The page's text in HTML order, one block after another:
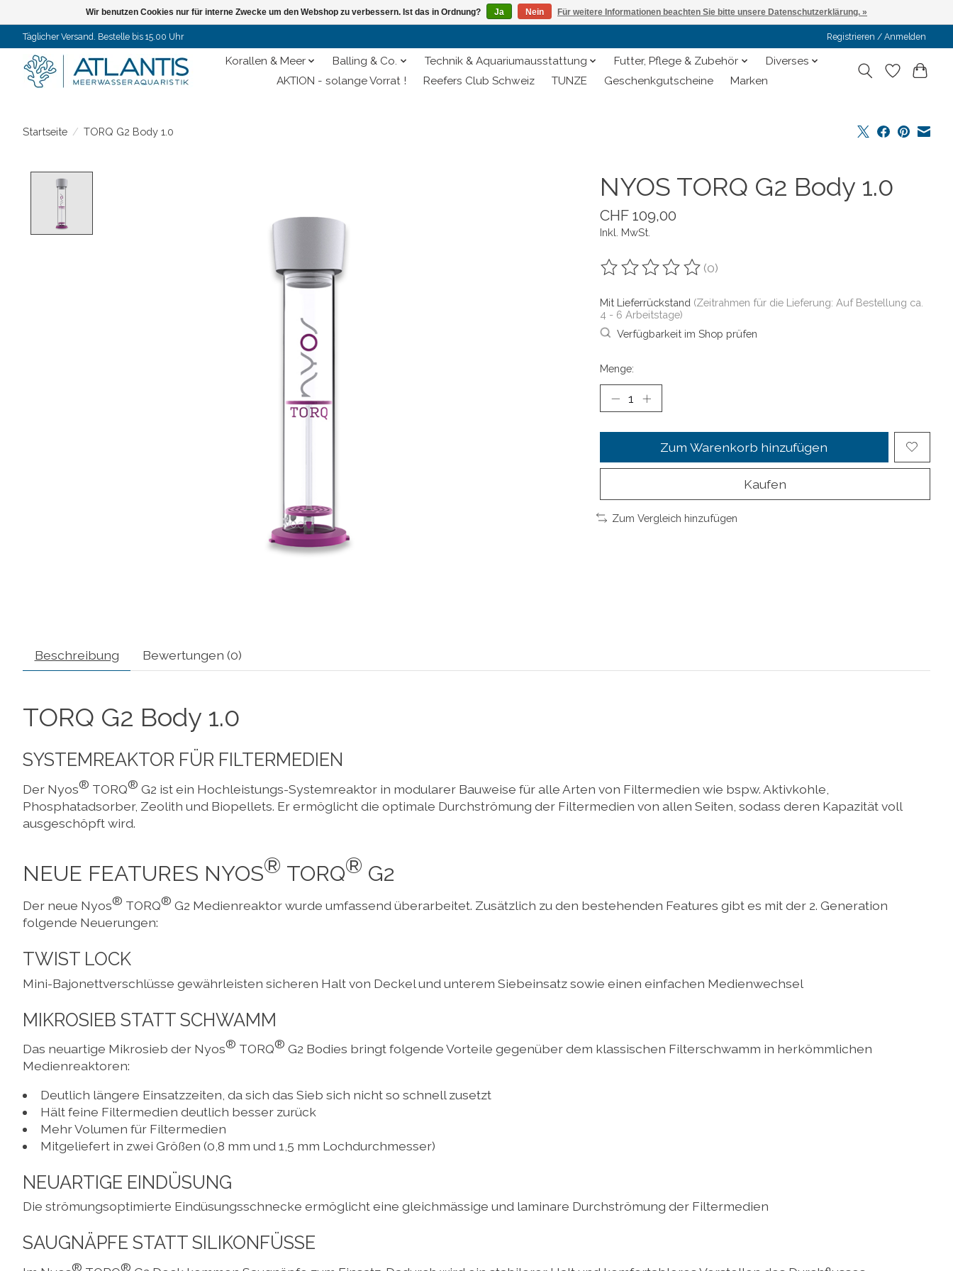
Täglicher Versand. Bestelle bis 15.00 Uhr Registrieren / Anmelden
Korallen & Meer Balling & Co. Technik & Aquariumausstattung Futter, Pflege & Zubehör
Diverses
AKTION - solange Vorrat !
Reefers Club Schweiz TUNZE Geschenkgutscheine Marken
Startseite / TORQ G2 Body 1.0
NYOS TORQ G2 Body 1.0
CHF 109,00
Inkl. MwSt.
Die Bewertung dieses Produkts ist
(0)
Mit Lieferrückstand (Zeitrahmen für die Lieferung: Auf Bestellung ca.
4 - 6 Arbeitstage)
Verfügbarkeit im Shop prüfen
Menge:
Zum Warenkorb hinzufügen
Kaufen
Zum Vergleich hinzufügen
Beschreibung Bewertungen (0)
TORQ G2 Body 1.0
SYSTEMREAKTOR FÜR FILTERMEDIEN
Der Nyos® TORQ® G2 ist ein Hochleistungs-Systemreaktor in modularer Bauweise für alle Arten von Filtermedien wie bspw. Aktivkohle,
Phosphatadsorber, Zeolith und Biopellets. Er ermöglicht die optimale Durchströmung der Filtermedien von allen Seiten, sodass deren Kapazität voll
ausgeschöpft wird.
NEUE FEATURES NYOS® TORQ® G2
Der neue Nyos® TORQ® G2 Medienreaktor wurde umfassend überarbeitet. Zusätzlich zu den bestehenden Features gibt es mit der 2. Generation
folgende Neuerungen:
TWIST LOCK
Mini-Bajonettverschlüsse gewährleisten sicheren Halt von Deckel und unterem Siebeinsatz sowie einen einfachen Medienwechsel
MIKROSIEB STATT SCHWAMM
Das neuartige Mikrosieb der Nyos® TORQ® G2 Bodies bringt folgende Vorteile gegenüber dem klassischen Filterschwamm in herkömmlichen
Medienreaktoren:
Deutlich längere Einsatzzeiten, da sich das Sieb sich nicht so schnell zusetzt
Hält feine Filtermedien deutlich besser zurück
Mehr Volumen für Filtermedien
Mitgeliefert in zwei Größen (0,8 mm und 1,5 mm Lochdurchmesser)
NEUARTIGE EINDÜSUNG
Die strömungsoptimierte Eindüsungsschnecke ermöglicht eine gleichmässige und laminare Durchströmung der Filtermedien
SAUGNÄPFE STATT SILIKONFÜSSE
® ®
Wir benutzen Cookies nur für interne Zwecke um den Webshop zu verbessern. Ist das in Ordnung? Ja Nein Für weitere Informationen beachten Sie bitte unsere Datenschutzerklärung. »